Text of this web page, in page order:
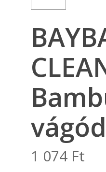
1 074 Ft